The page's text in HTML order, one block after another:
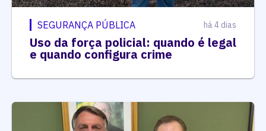
SEGURANÇA PÚBLICA há 4 dias
Uso da força policial: quando é legal
e quando configura crime